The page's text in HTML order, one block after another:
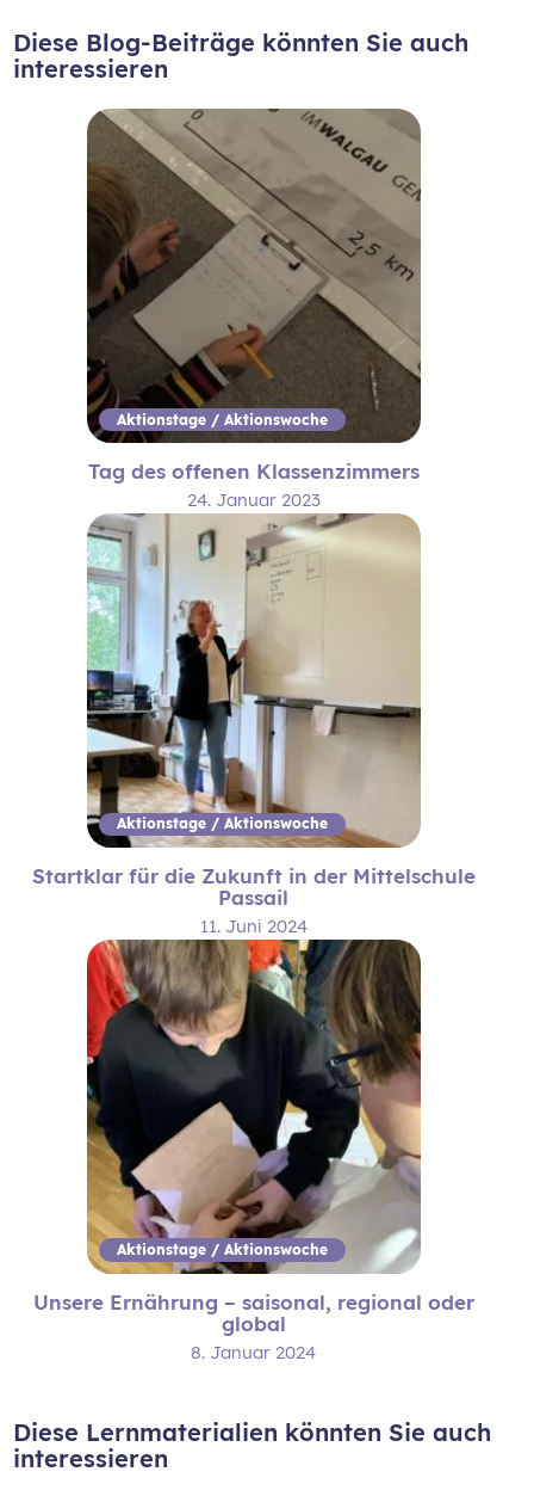
Diese Blog-Beiträge könnten Sie auch
interessieren
Aktionstage / Aktionswoche
Tag des offenen Klassenzimmers
24. Januar 2023
Aktionstage / Aktionswoche
Startklar für die Zukunft in der Mittelschule
Passail
11. Juni 2024
Aktionstage / Aktionswoche
Unsere Ernährung – saisonal, regional oder
global
8. Januar 2024
Diese Lernmaterialien könnten Sie auch
interessieren